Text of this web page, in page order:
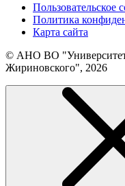
Пользовательское
Политика
Карта сайта
© АНО ВО
Жириновского", 2026